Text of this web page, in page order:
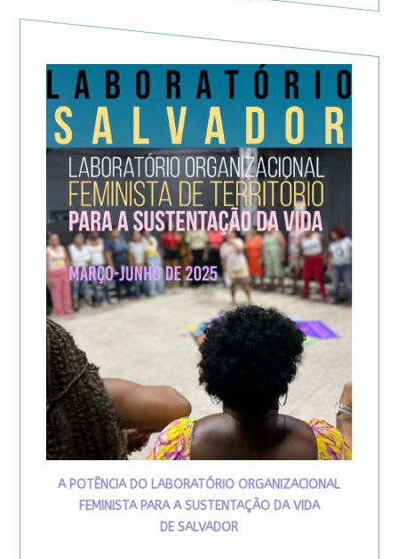
A POTÊNCIA DO LABORATÓRIO ORGANIZACIONAL
FEMINISTA PARA A SUSTENTAÇÃO DA VIDA
DE SALVADOR